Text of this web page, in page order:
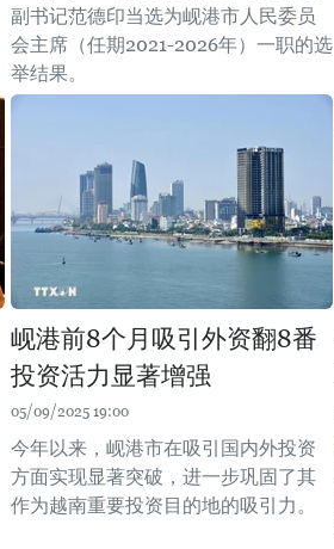
副书记范德印当选为岘港市人民委员
会主席（任期2021-2026年）一职的选
举结果。
岘港前8个月吸引外资翻8番
投资活力显著增强
05/09/2025 19:00
今年以来，岘港市在吸引国内外投资
方面实现显著突破，进一步巩固了其
作为越南重要投资目的地的吸引力。